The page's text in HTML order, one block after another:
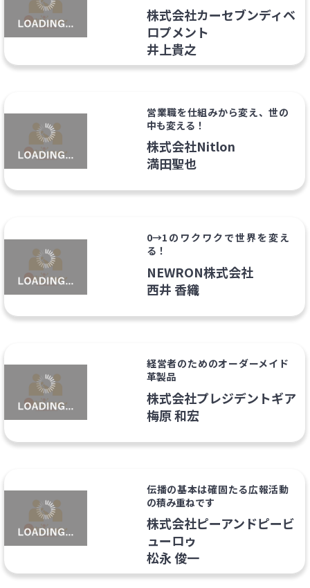
株式会社カーセブンディベ
ロプメント
井上貴之
営業職を仕組みから変え、世の
中も変える！
株式会社Nitlon
満田聖也
0→1のワクワクで世界を変え
る！
NEWRON株式会社
西井 香織
経営者のためのオーダーメイド
革製品
株式会社プレジデントギア
梅原 和宏
伝播の基本は確固たる広報活動
の積み重ねです
株式会社ピーアンドピービ
ューロゥ
松永 俊一